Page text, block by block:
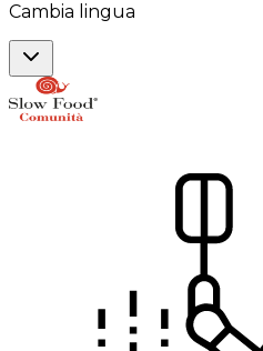
Cambia lingua